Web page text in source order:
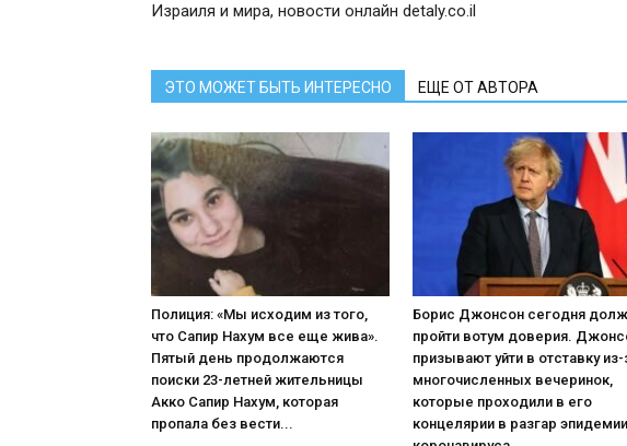
Израиля и мира, новости онлайн detaly.co.il
ЭТО МОЖЕТ БЫТЬ ИНТЕРЕСНО ЕЩЕ ОТ АВТОРА
Полиция: «Мы исходим из того,
что Сапир Нахум все еще жива».
Пятый день продолжаются
поиски 23-летней жительницы
Акко Сапир Нахум, которая
пропала без вести...
Борис Джонсон сегодня
пройти вотум доверия.
призывают уйти в отставку из-
многочисленных вечеринок,
которые проходили в его
концелярии в разгар эпидемии